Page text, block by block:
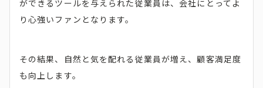
ができるツールを与えられた従業員は、会社にとってよ
り心強いファンとなります。
その結果、自然と気を配れる従業員が増え、顧客満足度
も向上します。